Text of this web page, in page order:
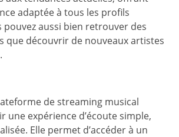
adaptée à tous les profils
pouvez aussi bien retrouver des
que découvrir de nouveaux artistes
de streaming musical
une expérience d’écoute simple,
Elle permet d’accéder à un